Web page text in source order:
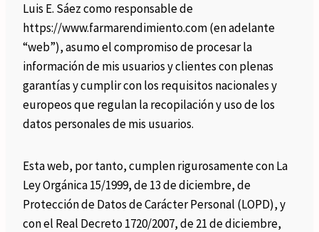
Luis E. Sáez como responsable de
https://www.farmarendimiento.com (en adelante
“web”), asumo el compromiso de procesar la
información de mis usuarios y clientes con plenas
garantías y cumplir con los requisitos nacionales y
europeos que regulan la recopilación y uso de los
datos personales de mis usuarios.
Esta web, por tanto, cumplen rigurosamente con La
Ley Orgánica 15/1999, de 13 de diciembre, de
Protección de Datos de Carácter Personal (LOPD), y
con el Real Decreto 1720/2007, de 21 de diciembre,